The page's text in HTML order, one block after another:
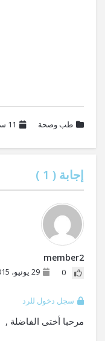
طب وصحة 11 سنة
إجابة ( 1
)
member2
0 29 يونيو، 2015 في 6:52 م
سجل دخول للرد
مرحبا أختى الفاضلة ,